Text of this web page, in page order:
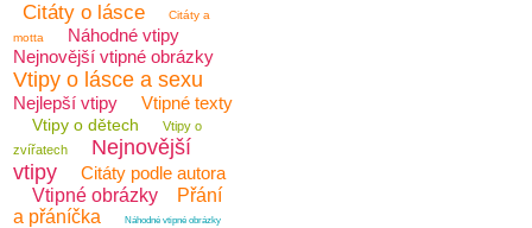
Citáty o lásce
Citáty a
motta
Náhodné vtipy
Nejnovější vtipné obrázky
Vtipy o lásce a sexu
Nejlepší vtipy Vtipné texty
Vtipy o dětech
Vtipy o
zvířatech
Nejnovější
vtipy
Citáty podle autora
Vtipné obrázky
Přání
a přáníčka
Náhodné vtipné obrázky